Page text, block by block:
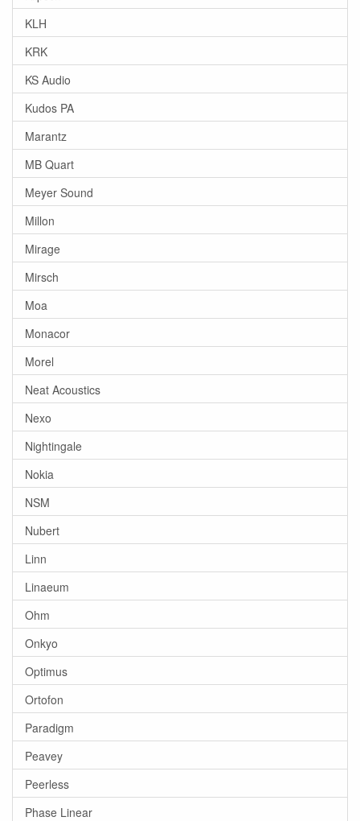
KLH
KRK
KS Audio
Kudos PA
Marantz
MB Quart
Meyer Sound
Millon
Mirage
Mirsch
Moa
Monacor
Morel
Neat Acoustics
Nexo
Nightingale
Nokia
NSM
Nubert
Linn
Linaeum
Ohm
Onkyo
Optimus
Ortofon
Paradigm
Peavey
Peerless
Phase Linear